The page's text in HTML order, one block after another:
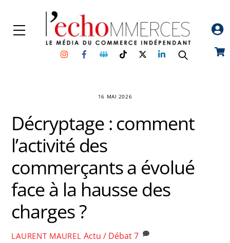
content
Menu
InstagramFacebookGroupe
Facebook
TikTokTwitterLinkedin
16 MAI 2026
Décryptage : comment
l’activité des
commerçants a évolué
face à la hausse des
charges ?
LAURENT MAUREL Actu / Débat7